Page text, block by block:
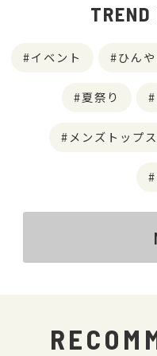
TREND
イベント ひん
夏祭り
メンズトップス